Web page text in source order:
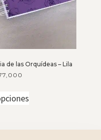
de las Orquídeas – Lila